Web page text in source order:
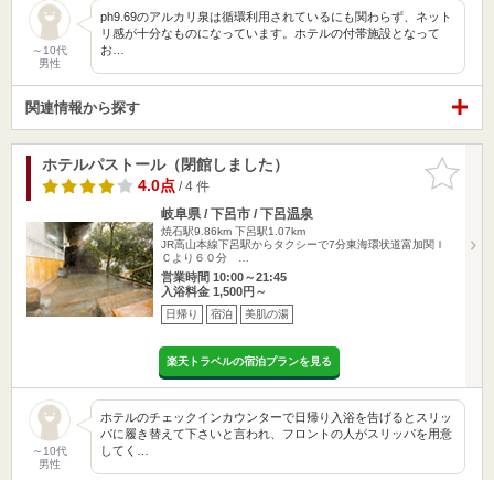
～10代
男性
ph9.69のアルカリ泉は循環利用されているにも関わらず、ネット
リ感が十分なものになっています。ホテルの付帯施設となって
お…
関連情報から探す
お気に入
りに追加
ホテルパストール（閉館しました）
4.0点/ 4 件
岐阜県 / 下呂市 / 下呂温泉
焼石駅9.86km 下呂駅1.07km
JR高山本線下呂駅からタクシーで7分東海環状道富加関Ｉ
Ｃより６０分 …
営業時間 10:00～21:45
入浴料金 1,500円～
日帰り 宿泊 美肌の湯
楽天トラベルの宿泊プランを見る
～10代
男性
ホテルのチェックインカウンターで日帰り入浴を告げるとスリッ
パに履き替えて下さいと言われ、フロントの人がスリッパを用意
してく…